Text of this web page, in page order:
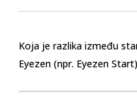
Koja je razlika između
Eyezen (npr. Eyezen